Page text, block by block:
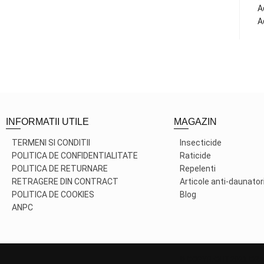
INFORMATII UTILE
TERMENI SI CONDITII
POLITICA DE CONFIDENTIALITATE
POLITICA DE RETURNARE
RETRAGERE DIN CONTRACT
POLITICA DE COOKIES
ANPC
MAGAZIN
Insecticide
Raticide
Repelenti
Articole anti-daunatori
Blog